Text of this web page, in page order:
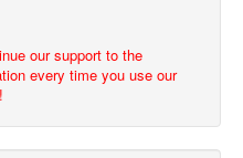
our support to the
every time you use our